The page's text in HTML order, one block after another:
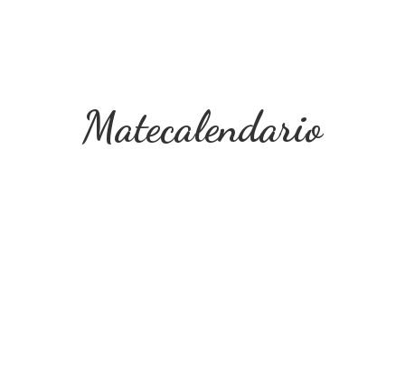
Matecalendario